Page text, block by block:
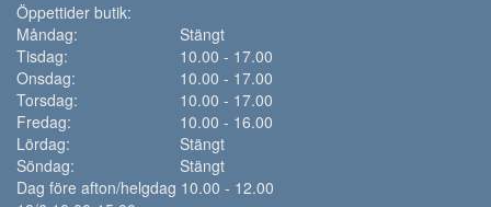
Öppettider butik:
Måndag:
Stängt
Tisdag:
10.00 - 17.00
Onsdag:
10.00 - 17.00
Torsdag:
10.00 - 17.00
Fredag:
10.00 - 16.00
Lördag:
Stängt
Söndag:
Stängt
Dag före afton/helgdag 10.00 - 12.00